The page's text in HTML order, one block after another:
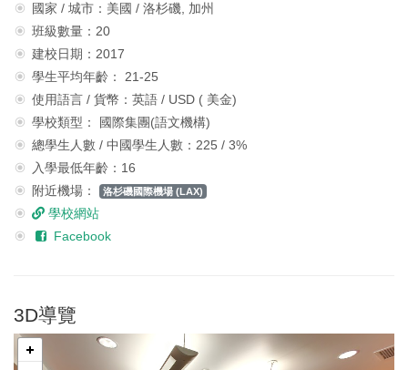
國家 / 城市：美國 / 洛杉磯, 加州
班級數量：20
建校日期：2017
學生平均年齡： 21-25
使用語言 / 貨幣：英語 / USD ( 美金)
學校類型： 國際集團(語文機構)
總學生人數 / 中國學生人數：225 / 3%
入學最低年齡：16
附近機場：
洛杉磯國際機場 (LAX)
學校網站
Facebook
3D導覽